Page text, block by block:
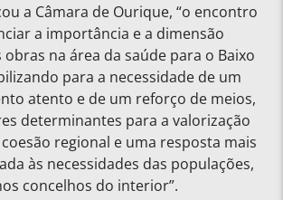
a Câmara de Ourique, “o encontro
a importância e a dimensão
na área da saúde para o Baixo
para a necessidade de um
atento e de um reforço de meios,
determinantes para a valorização
regional e uma resposta mais
às necessidades das populações,
concelhos do interior”.